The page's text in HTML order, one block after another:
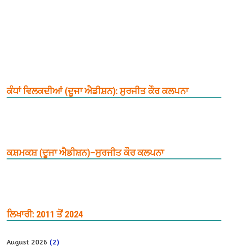
ਕੰਧਾਂ ਵਿਲਕਦੀਆਂ (ਦੂਜਾ ਐਡੀਸ਼ਨ): ਸੁਰਜੀਤ ਕੌਰ ਕਲਪਨਾ
ਕਸ਼ਮਕਸ਼ (ਦੂਜਾ ਐਡੀਸ਼ਨ)–ਸੁਰਜੀਤ ਕੌਰ ਕਲਪਨਾ
ਲਿਖਾਰੀ: 2011 ਤੋਂ 2024
August 2026 (2)